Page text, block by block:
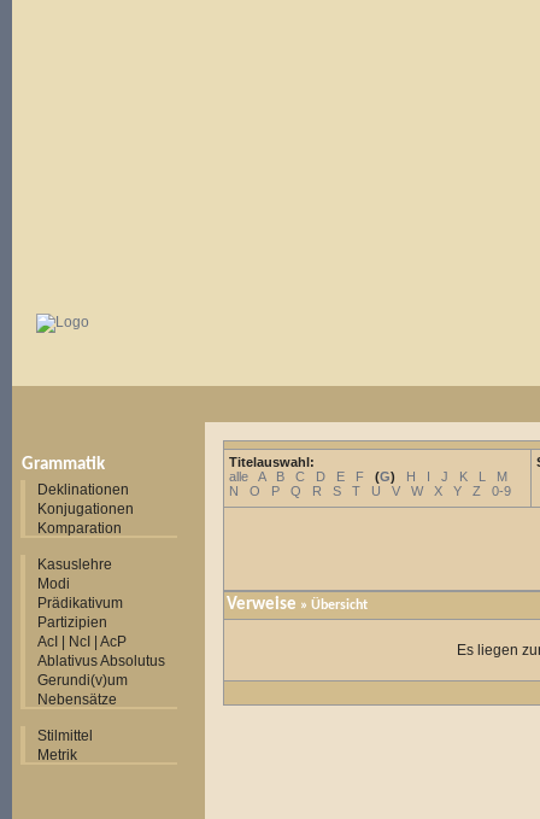
Grammatik
Deklinationen
Konjugationen
Komparation
Kasuslehre
Modi
Prädikativum
Partizipien
AcI | NcI | AcP
Ablativus Absolutus
Gerundi(v)um
Nebensätze
Stilmittel
Metrik
Titelauswahl:
alle
A B C D E F (G) H I J K L
M
N
O P Q R S T U V W X Y Z 0-9
Verweise » Übersicht
Es liegen